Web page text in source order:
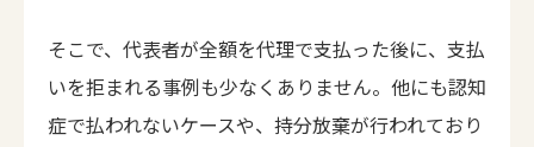
そこで、代表者が全額を代理で支払った後に、支払
いを拒まれる事例も少なくありません。他にも認知
症で払われないケースや、持分放棄が行われており